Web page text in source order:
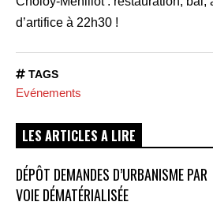
d’artifice à 22h30 !
TAGS
Evénements
LES ARTICLES A LIRE
DÉPÔT DEMANDES D’URBANISME PAR
VOIE DÉMATÉRIALISÉE